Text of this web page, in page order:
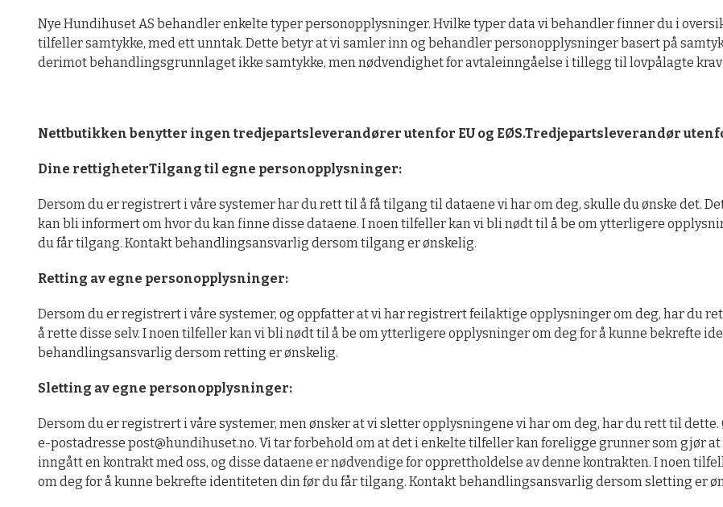
Nye Hundihuset AS behandler enkelte typer personopplysninger. Hvilke typer data vi behandler finner du i
tilfeller samtykke, med ett unntak. Dette betyr at vi samler inn og behandler personopplysninger basert på
derimot behandlingsgrunnlaget ikke samtykke, men nødvendighet for avtaleinngåelse i tillegg til lovpålagte
Nettbutikken benytter ingen tredjepartsleverandører utenfor EU og EØS.Tredjepartsleverandør
Dine rettigheterTilgang til egne personopplysninger:
Dersom du er registrert i våre systemer har du rett til å få tilgang til dataene vi har om deg, skulle du ønske det.
kan bli informert om hvor du kan finne disse dataene. I noen tilfeller kan vi bli nødt til å be om ytterligere
du får tilgang. Kontakt behandlingsansvarlig dersom tilgang er ønskelig.
Retting av egne personopplysninger:
Dersom du er registrert i våre systemer, og oppfatter at vi har registrert feilaktige opplysninger om deg, har du
å rette disse selv. I noen tilfeller kan vi bli nødt til å be om ytterligere opplysninger om deg for å kunne bekrefte
behandlingsansvarlig dersom retting er ønskelig.
Sletting av egne personopplysninger:
Dersom du er registrert i våre systemer, men ønsker at vi sletter opplysningene vi har om deg, har du rett til
e-postadresse post@hundihuset.no. Vi tar forbehold om at det i enkelte tilfeller kan foreligge grunner som gjør
inngått en kontrakt med oss, og disse dataene er nødvendige for opprettholdelse av denne kontrakten. I noen
om deg for å kunne bekrefte identiteten din før du får tilgang. Kontakt behandlingsansvarlig dersom sletting er